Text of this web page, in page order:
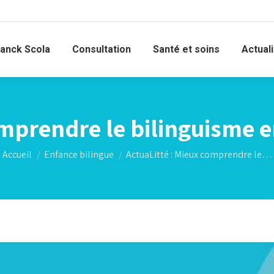
Scola Consultation Santé et soins
le bilinguisme
Vous êtes ici :
Accueil Enfance bilingue ActuaLitté : Mieux comprendre le…